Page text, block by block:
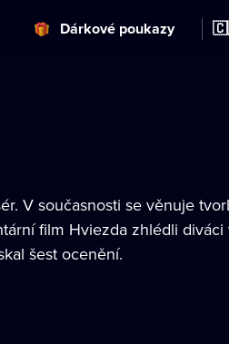
Dárkové poukazy
V současnosti se věnuje
film Hviezda zhlédli
šest ocenění.